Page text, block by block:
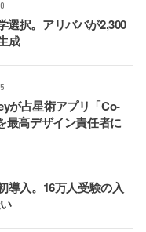
選択。アリババが2,300
成
が占星術アプリ「Co-
最高デザイン責任者に
導入。16万人受験の入